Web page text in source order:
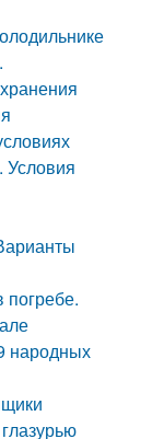
Условия
народных